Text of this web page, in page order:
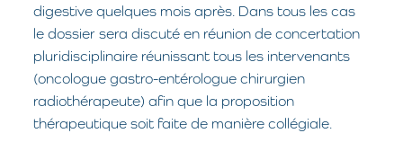
digestive quelques mois après. Dans tous les cas
le dossier sera discuté en réunion de concertation
pluridisciplinaire réunissant tous les intervenants
(oncologue gastro-entérologue chirurgien
radiothérapeute) afin que la proposition
thérapeutique soit faite de manière collégiale.